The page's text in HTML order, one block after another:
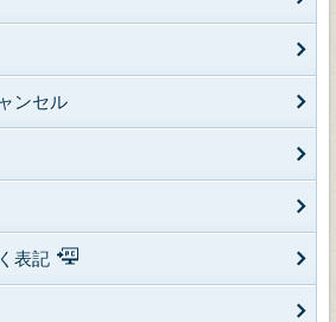
ンセル
表記